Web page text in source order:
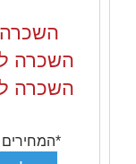
השכרה
השכרה
השכרה
*המחירים